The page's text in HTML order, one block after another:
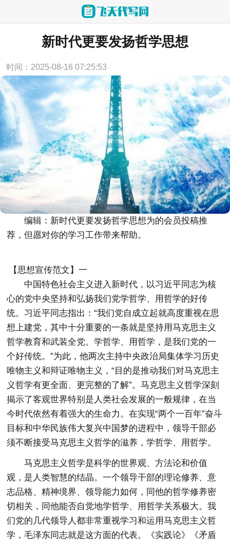
当前位置： 首页 > 实用范文
新时代更要发扬哲学思想
时间：2025-08-16 07:25:53
编辑：新时代更要发扬哲学思想为的会员投稿推
荐，但愿对你的学习工作带来帮助。
【思想宣传范文】一
中国特色社会主义进入新时代，以习近平同志为核
心的党中央坚持和弘扬我们党学哲学、用哲学的好传
统。习近平同志指出：“我们党自成立起就高度重视在思
想上建党，其中十分重要的一条就是坚持用马克思主义
哲学教育和武装全党。学哲学、用哲学，是我们党的一
个好传统。”为此，他两次主持中央政治局集体学习历史
唯物主义和辩证唯物主义，“目的是推动我们对马克思主
义哲学有更全面、更完整的了解”。马克思主义哲学深刻
揭示了客观世界特别是人类社会发展的一般规律，在当
今时代依然有着强大的生命力。在实现“两个一百年”奋斗
目标和中华民族伟大复兴中国梦的进程中，领导干部必
须不断接受马克思主义哲学的滋养，学哲学、用哲学。
马克思主义哲学是科学的世界观、方法论和价值
观，是人类智慧的结晶。一个领导干部的理论修养、意
志品格、精神境界、领导能力如何，同他的哲学修养密
切相关，同他能否自觉地学哲学、用哲学关系极大。我
们党的几代领导人都非常重视学习和运用马克思主义哲
学，毛泽东同志就是这方面的代表。《实践论》《矛盾